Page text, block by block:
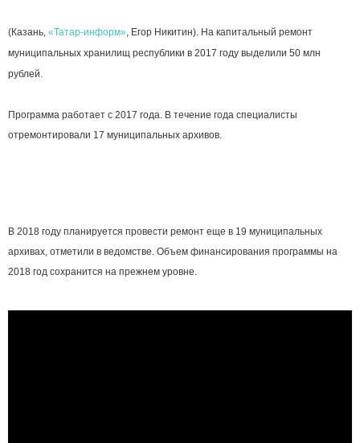
(Казань, «Татар-информ», Егор Никитин). На капитальный ремонт
муниципальных хранилищ республики в 2017 году выделили 50 млн
рублей.
Программа работает с 2017 года. В течение года специалисты
отремонтировали 17 муниципальных архивов.
В 2018 году планируется провести ремонт еще в 19 муниципальных
архивах, отметили в ведомстве. Объем финансирования программы на
2018 год сохранится на прежнем уровне.